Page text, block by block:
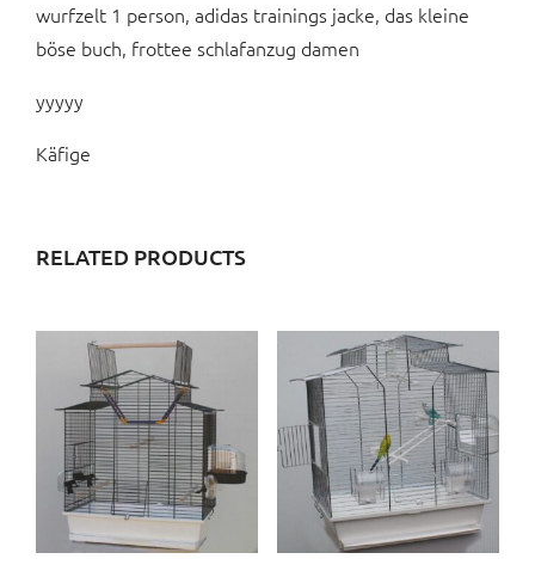
wurfzelt 1 person, adidas trainings jacke, das kleine
böse buch, frottee schlafanzug damen
yyyyy
Käfige
RELATED PRODUCTS